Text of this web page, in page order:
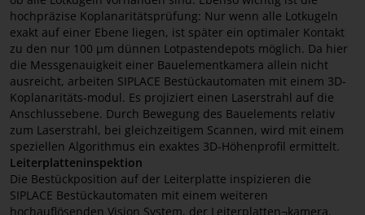
hochpräzise Koplanaritätsprüfung: Nur wenn alle Lotkugeln
exakt auf einer Ebene liegen, ist später ein optimaler Kontakt
zu den nur 100 µm dünnen Lotpastendepots möglich. Da hier
die Messgenauigkeit einer Bauelementkamera allein nicht
ausreicht, arbeiten SIPLACE Bestückautomaten mit einem 3D-
Koplanaritäts-modul. Es projiziert einen Laserstrahl auf die
Anschlussebene. Durch Bewegung des Bauelements relativ
zum Laserstrahl, bei gleichzeitigem Scannen, wird mit einem
speziellen Algorithmus ein exaktes 3D-Höhenprofil ermittelt.
Leiterplatteninspektion
Die Bestückposition auf der Leiterplatte inspizieren die
SIPLACE Bestückautomaten mit einem weiteren
hochauflösenden Vision System, der Leiterplatten¬kamera.